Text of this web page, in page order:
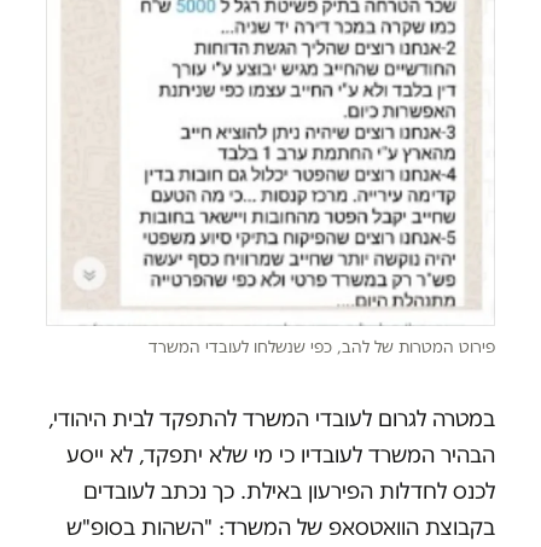
פירוט המטרות של להב, כפי שנשלחו לעובדי המשרד
במטרה לגרום לעובדי המשרד להתפקד לבית היהודי,
הבהיר המשרד לעובדיו כי מי שלא יתפקד, לא ייסע
לכנס לחדלות הפירעון באילת. כך נכתב לעובדים
בקבוצת הוואטסאפ של המשרד: "השהות בסופ"ש